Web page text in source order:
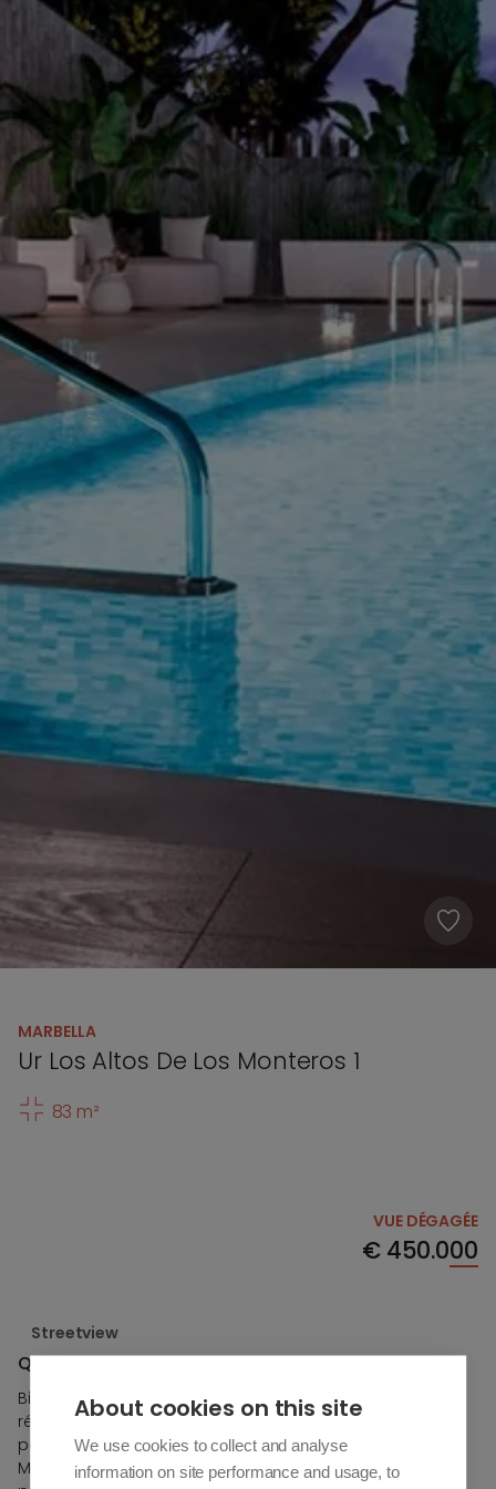
MARBELLA
Ur Los Altos De Los Monteros 1
83 m²
VUE DÉGAGÉE
€450.000
Streetview
Quintessence - Phase I - Block 2 - 20B
Bienvenue à Quintessence Marbella, un développement
résidentiel de 96 logements de différents types, entouré
par la nature et à seulement 5 minutes du centre-ville de
Marbella. Quintessence est situé dans l'une des
About cookies on this site
We use cookies to collect and analyse
information on site performance and usage, to